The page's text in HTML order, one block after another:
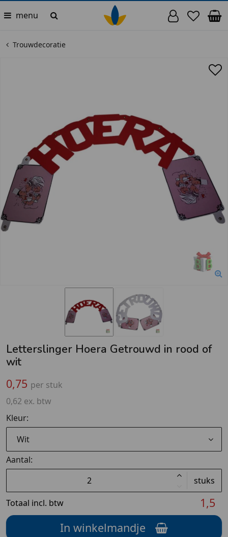
menu
Trouwdecoratie
Letterslinger Hoera Getrouwd in rood of
wit
0,75 per stuk
0,62 ex. btw
Kleur:
Wit
Aantal:
stuks
Totaal incl. btw
1,5
In winkelmandje